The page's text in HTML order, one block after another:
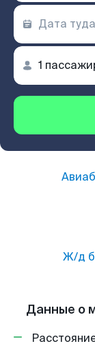
Ж/д
Данные о